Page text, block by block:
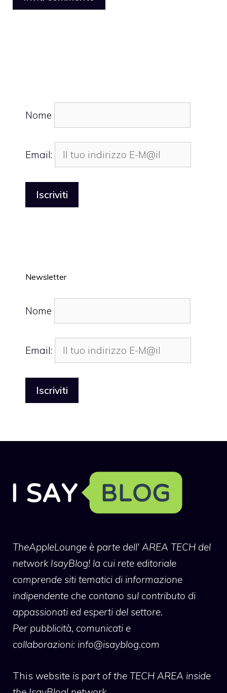
Nome
Email:
Newsletter
Nome
Email:
TheAppleLounge è parte dell' AREA TECH del
network IsayBlog! la cui rete editoriale
comprende siti tematici di informazione
indipendente che contano sul contributo di
appassionati ed esperti del settore.
Per pubblicità, comunicati e
collaborazioni: info@isayblog.com
This website is part of the TECH AREA inside